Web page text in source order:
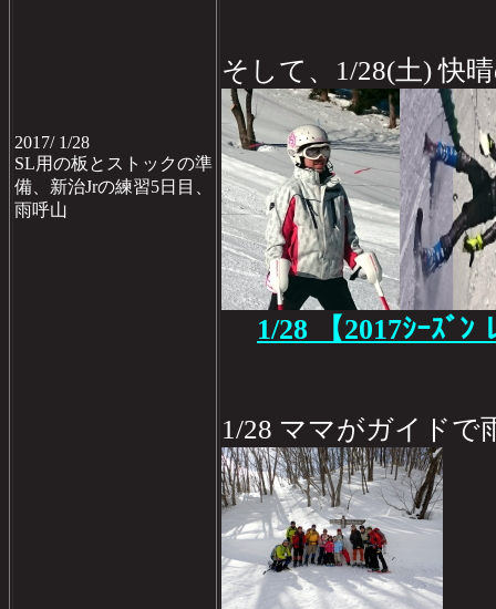
2017/ 1/28
SL用の板とストックの準
備、新治Jrの練習5日目、
雨呼山
そして、1/28(土) 快
1/28 【2017ｼｰｽﾞﾝ
1/28 ママがガイドで